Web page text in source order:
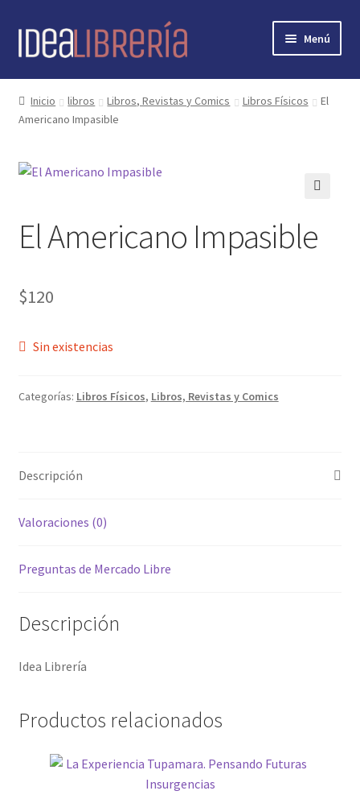
Ir
Ir
Menú
Inicio
contacto
libros
nosotros
novedades
Inicio libros Libros, Revistas y Comics Libros Físicos
El
Americano Impasible
El Americano Impasible
$120
Sin existencias
Categorías: Libros Físicos, Libros, Revistas y Comics
Descripción
Valoraciones (0)
Preguntas de Mercado Libre
Descripción
Idea Librería
Productos relacionados